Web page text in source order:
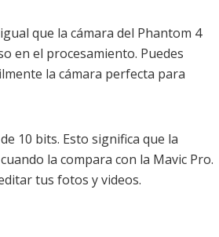
que la cámara del Phantom 4
en el procesamiento. Puedes
la cámara perfecta para
10 bits. Esto significa que la
la compara con la Mavic Pro.
tus fotos y videos.